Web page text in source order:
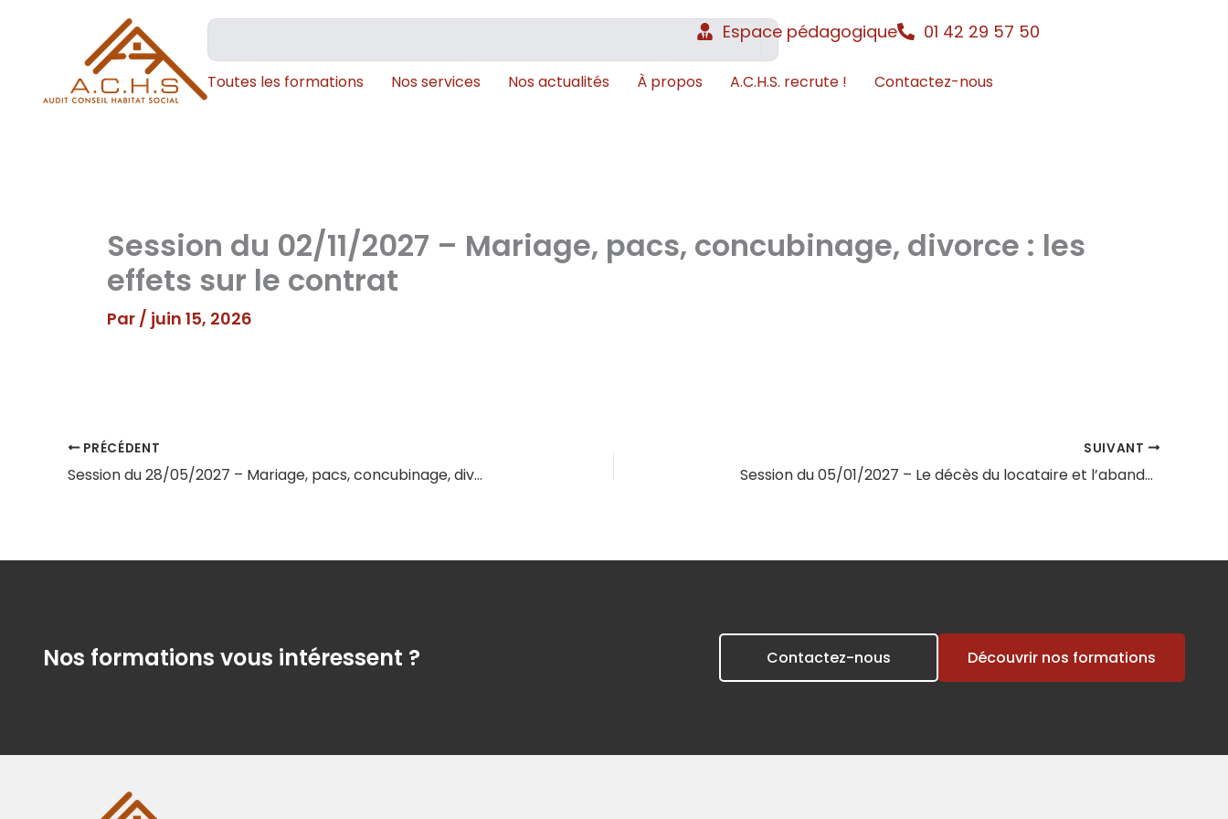
Rechercher Espace pédagogique 01 42 29 57 50
Toutes les formations Nos services Nos actualités À propos A.C.H.S. recrute ! Contactez-nous
Session du 02/11/2027 – Mariage, pacs, concubinage, divorce : les
effets sur le contrat
Par / juin 15, 2026
PRÉCÉDENT
Session du 28/05/2027 – Mariage, pacs, concubinage, divorce : les effets sur le contrat
SUIVANT
Session du 05/01/2027 – Le décès du locataire et l’abandon du logement
Nos formations vous intéressent ? Contactez-nous Découvrir nos formations